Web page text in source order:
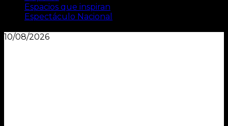
Espacios que inspiran
Espectáculo Nacional
10/08/2026